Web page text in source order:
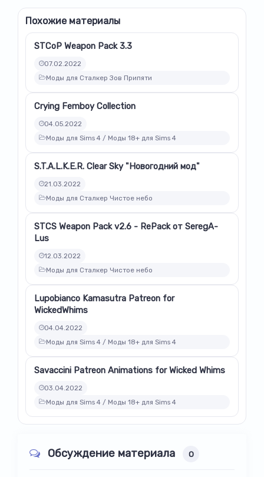
Похожие материалы
STCoP Weapon Pack 3.3
07.02.2022
Моды для Сталкер Зов Припяти
Crying Femboy Collection
04.05.2022
Моды для Sims 4 / Моды 18+ для Sims 4
S.T.A.L.K.E.R. Clear Sky "Новогодний мод"
21.03.2022
Моды для Сталкер Чистое небо
STCS Weapon Pack v2.6 - RePack от SeregA-
Lus
12.03.2022
Моды для Сталкер Чистое небо
Lupobianco Kamasutra Patreon for
WickedWhims
04.04.2022
Моды для Sims 4 / Моды 18+ для Sims 4
Savaccini Patreon Animations for Wicked Whims
03.04.2022
Моды для Sims 4 / Моды 18+ для Sims 4
Обсуждение материала 0